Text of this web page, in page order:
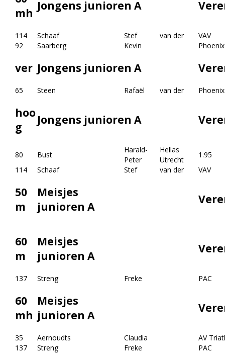
mh
Jongens junioren A
114 Schaaf Stef van der
VAV
92
Saarberg Kevin Phoenix
ver Jongens junioren A
65 Steen Rafaël van der Phoenix
hoo
g
Jongens junioren A
80 Bust
Harald-
Peter
Hellas
Utrecht
1.95
114
Schaaf Stef van der VAV
50
m
Meisjes
junioren A
60
m
Meisjes
junioren A
137 Streng Freke PAC
60
mh
Meisjes
junioren A
35 Aernoudts Claudia
AV
137
Streng Freke PAC